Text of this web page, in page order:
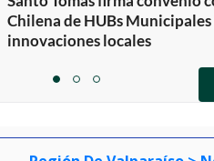
Chilena de HUBs
innovaciones locales
itemitemitem